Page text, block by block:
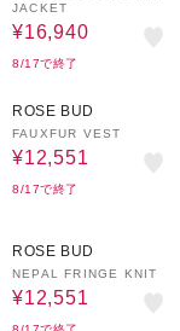
JACKET
¥16,940
8/17で終了
ROSE BUD
FAUXFUR VEST
¥12,551
8/17で終了
ROSE BUD
NEPAL FRINGE KNIT
¥12,551